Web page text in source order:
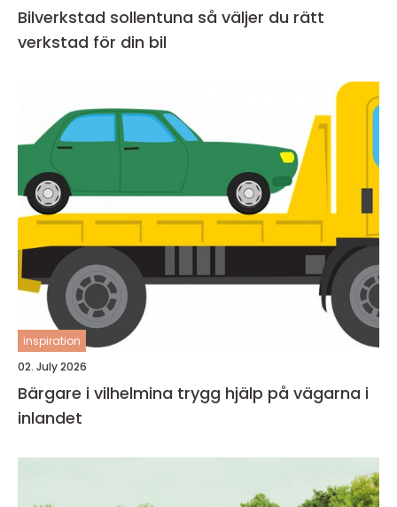
Bilverkstad sollentuna så väljer du rätt
verkstad för din bil
inspiration
02. July 2026
Bärgare i vilhelmina trygg hjälp på vägarna i
inlandet